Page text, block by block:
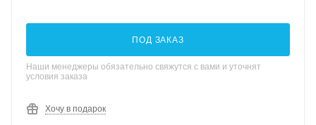
ПОД ЗАКАЗ
Наши менеджеры обязательно свяжутся с вами и уточнят
условия заказа
Хочу в подарок